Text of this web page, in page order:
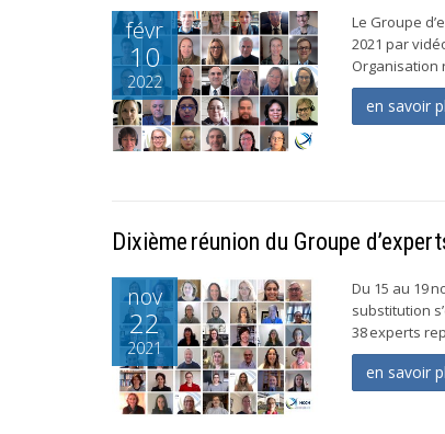
févr
10
2022
Le Groupe
2021 par
Organisation
en savoir
Dixième réunion du Groupe
nov
22
2021
Du 15 au 19
substitution
38 experts
en savoir